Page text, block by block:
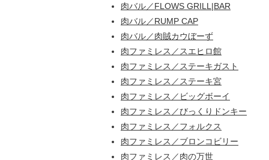
肉バル／FLOWS GRILL|BAR
肉バル／RUMP CAP
肉バル／肉賊カウぼーず
肉ファミレス／スエヒロ館
肉ファミレス／ステーキガスト
肉ファミレス／ステーキ宮
肉ファミレス／ビッグボーイ
肉ファミレス／びっくりドンキー
肉ファミレス／フォルクス
肉ファミレス／ブロンコビリー
肉ファミレス／肉の万世